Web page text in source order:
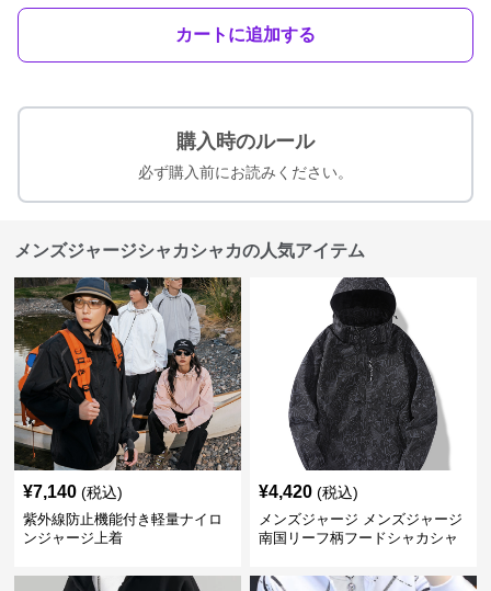
カートに追加する
購入時のルール
必ず購入前にお読みください。
メンズジャージシャカシャカの人気アイテム
¥7,140 (税込)
紫外線防止機能付き軽量ナイロ
ンジャージ上着
¥4,420 (税込)
メンズジャージ メンズジャージ
南国リーフ柄フードシャカシャ